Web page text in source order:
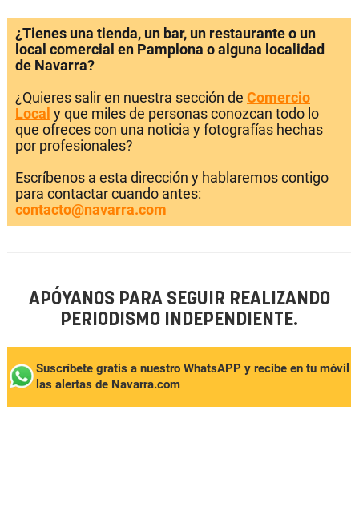
¿Tienes una tienda, un bar, un restaurante o un
local comercial en Pamplona o alguna localidad
de Navarra?
¿Quieres salir en nuestra sección de Comercio
Local y que miles de personas conozcan todo lo
que ofreces con una noticia y fotografías hechas
por profesionales?
Escríbenos a esta dirección y hablaremos contigo
para contactar cuando antes:
contacto@navarra.com
APÓYANOS PARA SEGUIR REALIZANDO
PERIODISMO INDEPENDIENTE.
Suscríbete gratis a nuestro WhatsAPP y recibe en tu móvil
las alertas de Navarra.com